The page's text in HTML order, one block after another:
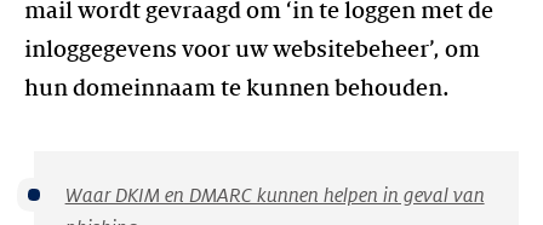
mail wordt gevraagd om ‘in te loggen met de
inloggegevens voor uw websitebeheer’, om
hun domeinnaam te kunnen behouden.
Waar DKIM en DMARC kunnen helpen in geval van